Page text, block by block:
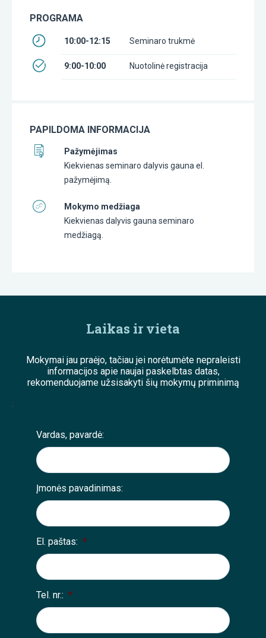
PROGRAMA
10:00-12:15 Seminaro trukmė
9:00-10:00 Nuotolinė registracija
PAPILDOMA INFORMACIJA
Pažymėjimas
Kiekvienas seminaro dalyvis gauna el.
pažymėjimą.
Mokymo medžiaga
Kiekvienas dalyvis gauna seminaro
medžiagą.
Laikas ir vieta
Mokymai jau praėjo, tačiau jei norėtumėte nepraleisti
informacijos apie naujai paskelbtas datas,
rekomenduojame užsisakyti šių mokymų priminimą
;
Vardas, pavardė:
Įmonės pavadinimas:
El. paštas: *
Tel. nr.: *